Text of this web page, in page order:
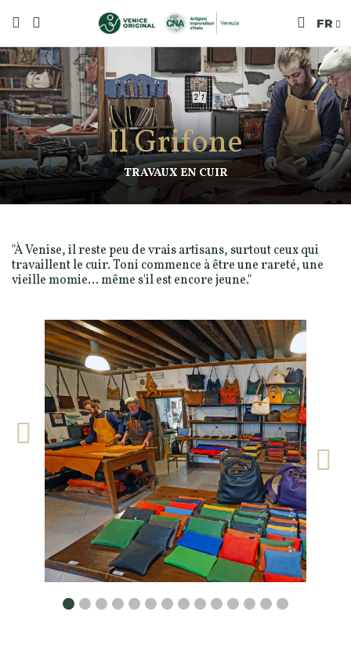
FR
Il Grifone
TRAVAUX EN CUIR
"À Venise, il reste peu de vrais artisans, surtout ceux qui
travaillent le cuir. Toni commence à être une rareté, une
vieille momie… même s'il est encore jeune."